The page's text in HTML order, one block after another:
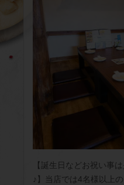
【誕生日などお祝い事
♪】当店では4名様以上